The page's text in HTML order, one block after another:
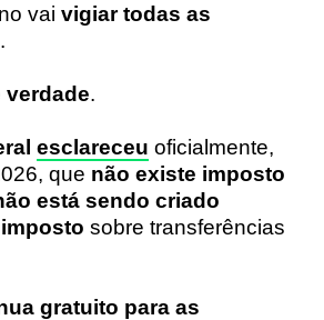
vai vigiar todas as
.
verdade.
esclareceu oficialmente,
que não existe imposto
está sendo criado
sobre transferências
gratuito para as